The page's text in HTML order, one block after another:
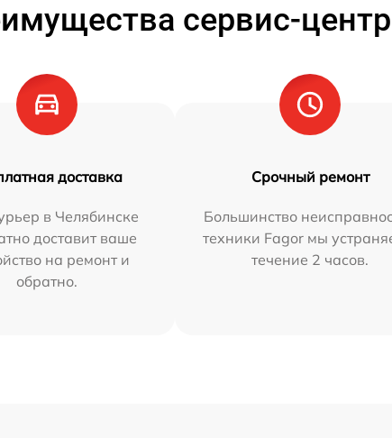
сервис-
доставка
в Челябинске
доставит ваше
на ремонт и
обратно.
Срочный ремонт
Большинство
техники Fagor мы
течение 2 часов.